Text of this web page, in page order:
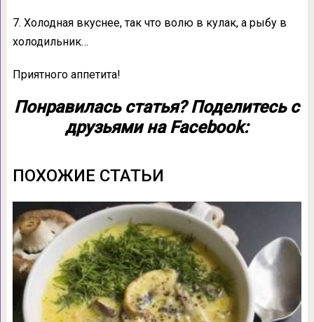
7. Холодная вкуснее, так что волю в кулак, а рыбу в
холодильник…
Приятного аппетита!
Понравилась статья? Поделитесь с
друзьями на Facebook:
ПОХОЖИЕ СТАТЬИ